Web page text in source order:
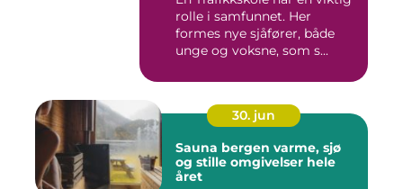
rolle i samfunnet. Her
formes nye sjåfører, både
unge og voksne, som s...
30. jun
Sauna bergen varme, sjø
og stille omgivelser hele
året